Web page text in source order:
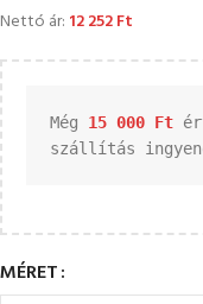
Nettó ár: 12 252Ft
Még 15 000 Ft
szállítás
MÉRET